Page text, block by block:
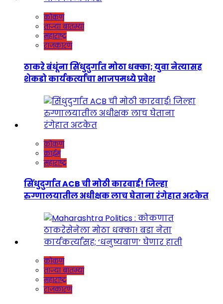
कोकण
ताज्या बातम्या
महाराष्ट्र
राजकारण
ठाकरे बंधूंना सिंधुदुर्गात मोठा धक्का; युवा नेत्यासह
शेकडो कार्यकर्त्यांचा भाजपमध्ये प्रवेश
कोकण
क्राईम
महाराष्ट्र
सिंधुदुर्गात ACB ची मोठी कारवाई! जिल्हा
रुग्णालयातील अधीक्षक लाच घेताना रंगेहात अटकेत
कोकण
ताज्या बातम्या
महाराष्ट्र
राजकारण